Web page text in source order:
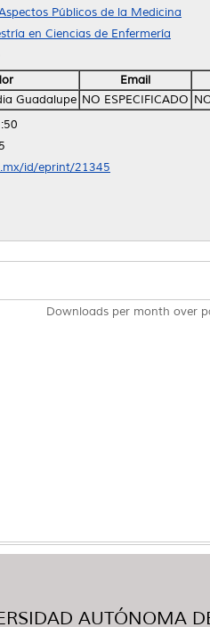
Públicos de la Medicina
en Ciencias de Enfermería
Email
Guadalupe NO ESPECIFICADO
id/eprint/21345
Downloads per month over
AUTÓNOMA